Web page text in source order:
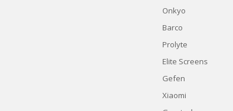
Onkyo
Barco
Prolyte
Elite Screens
Gefen
Xiaomi